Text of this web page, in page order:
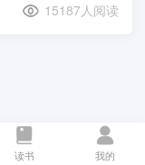
读书 我的
15187人阅读